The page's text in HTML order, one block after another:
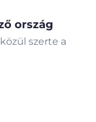
ország
szerte a